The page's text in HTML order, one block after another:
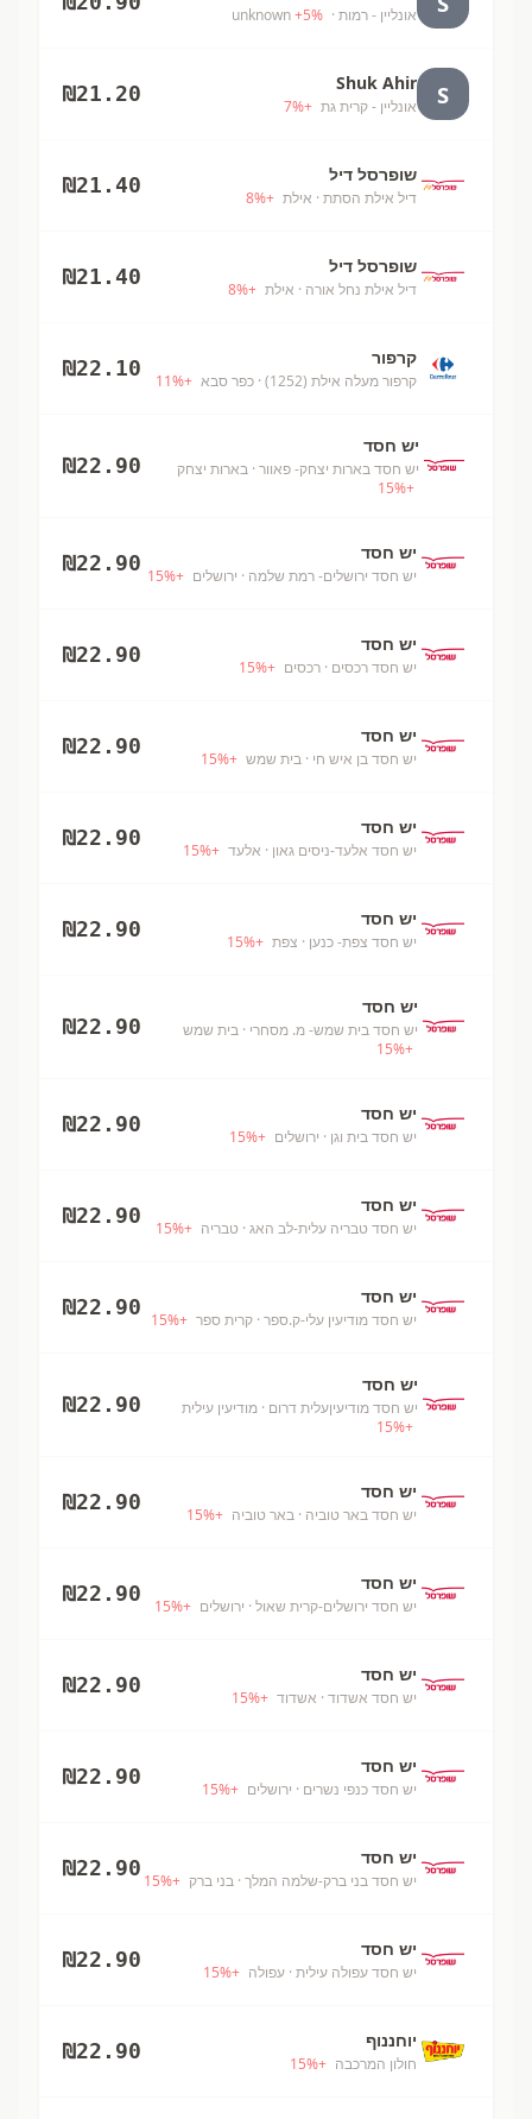
אונליין - רמות · unknown
+5%
S
Shuk Ahir
אונליין - קרית גת +
7%
₪21.20
שופרסל דיל
דיל אילת הסתת · אילת +
8%
₪21.40
שופרסל דיל
דיל אילת נחל אורה · אילת +
8%
₪21.40
קרפור
קרפור מעלה אילת (1252) · כפר סבא +
11%
₪22.10
יש חסד
יש חסד בארות יצחק- פאוור · בארות יצחק
+
15%
₪22.90
יש חסד
יש חסד ירושלים- רמת שלמה · ירושלים +
15%
₪22.90
יש חסד
יש חסד רכסים · רכסים +
15%
₪22.90
יש חסד
יש חסד בן איש חי · בית שמש +
15%
₪22.90
יש חסד
יש חסד אלעד-ניסים גאון · אלעד +
15%
₪22.90
יש חסד
יש חסד צפת- כנען · צפת +
15%
₪22.90
יש חסד
יש חסד בית שמש- מ. מסחרי · בית שמש
+
15%
₪22.90
יש חסד
יש חסד בית וגן · ירושלים +
15%
₪22.90
יש חסד
יש חסד טבריה עלית-לב האג · טבריה +
15%
₪22.90
יש חסד
יש חסד מודיעין עלי-ק.ספר · קרית ספר +
15%
₪22.90
יש חסד
יש חסד מודיעיןעלית דרום · מודיעין עילית
+
15%
₪22.90
יש חסד
יש חסד באר טוביה · באר טוביה +
15%
₪22.90
יש חסד
יש חסד ירושלים-קרית שאול · ירושלים +
15%
₪22.90
יש חסד
יש חסד אשדוד · אשדוד +
15%
₪22.90
יש חסד
יש חסד כנפי נשרים · ירושלים +
15%
₪22.90
יש חסד
יש חסד בני ברק-שלמה המלך · בני ברק +
15%
₪22.90
יש חסד
יש חסד עפולה עילית · עפולה +
15%
₪22.90
יוחננוף
חולון המרכבה +
15%
₪22.90